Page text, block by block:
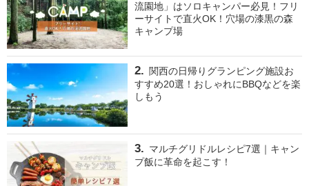
流園地」はソロキャンパー必見！フリ
ーサイトで直火OK！穴場の漆黒の森
キャンプ場
関西の日帰りグランピング施設お
すすめ20選！おしゃれにBBQなどを楽
しもう
マルチグリドルレシピ7選｜キャン
プ飯に革命を起こす！